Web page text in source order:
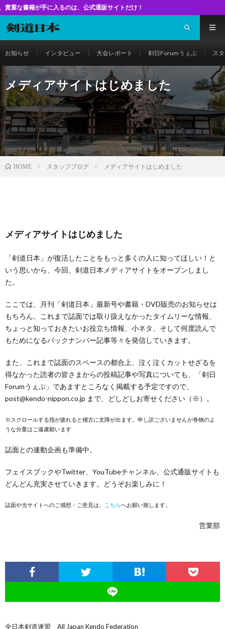
入るのは、公式通販サイトだけ！
お知らせ インタビュー 大会レポート 剣日Forumうぇぶ ス
メディアサイトはじめました
HOME スタッフブログ メディアサイトはじめました
メディアサイトはじめました
「剣道日本」が復活したことをもっと多くの人に知ってほしい！と
いう思いから、今回、剣道日本メディアサイトをオープンしまし
た。
ここでは、月刊「剣道日本」最新号や書籍・DVD販売のお知らせは
もちろん、これまで誌面では取り扱えなかったタイムリーな情報、
ちょっと知っておきたいお役立ち情報、小ネタ、そして何度読んで
もためになるバックナンバー記事等々を発信していきます。
また、これまで誌面のスペースの都合上、泣く泣くカットせざるを
得なかった読者の皆さまからの投稿記事や写真についても、「剣日
Forumうぇぶ」であますところなく掲載する予定ですので、
post@kendo-nippon.co.jp まで、どしどしお寄せください（※）。
※スクロールする指が疲れると稽古に支障が出ます。申し訳ございませんが巻物のよ
うな分量はご遠慮願います
誌面との連動企画も準備中。
フェイスブックやTwitter、YouTubeチャンネル、公式通販サイトも
どんどん充実させていきます。どうぞお楽しみに！
誌面や当サイトへのご感想・ご意見は、 こちらへお願い致します。
営業部
全日本剣道連盟 All Japan Kendo Federation